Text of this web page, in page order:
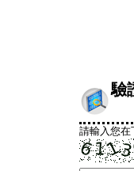
驗
請輸入您在